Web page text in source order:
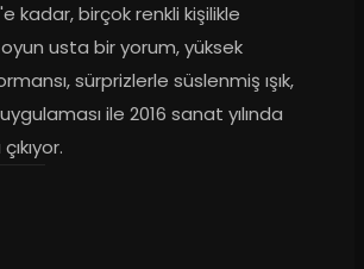
kadar, birçok renkli kişilikle
usta bir yorum, yüksek
sürprizlerle süslenmiş ışık,
ile 2016 sanat yılında